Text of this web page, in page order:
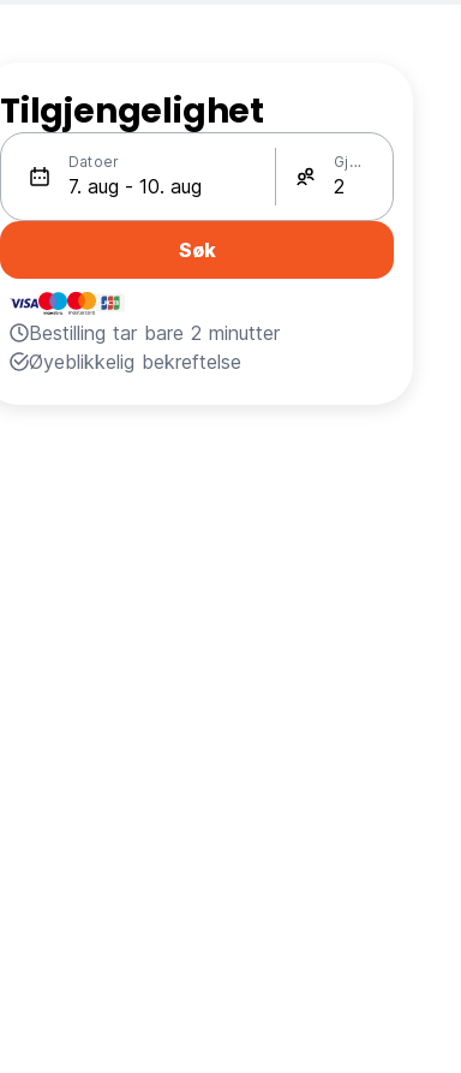
Tilgjengelighet
Datoer Gjester
Søk
Bestilling tar bare 2 minutter
Øyeblikkelig bekreftelse